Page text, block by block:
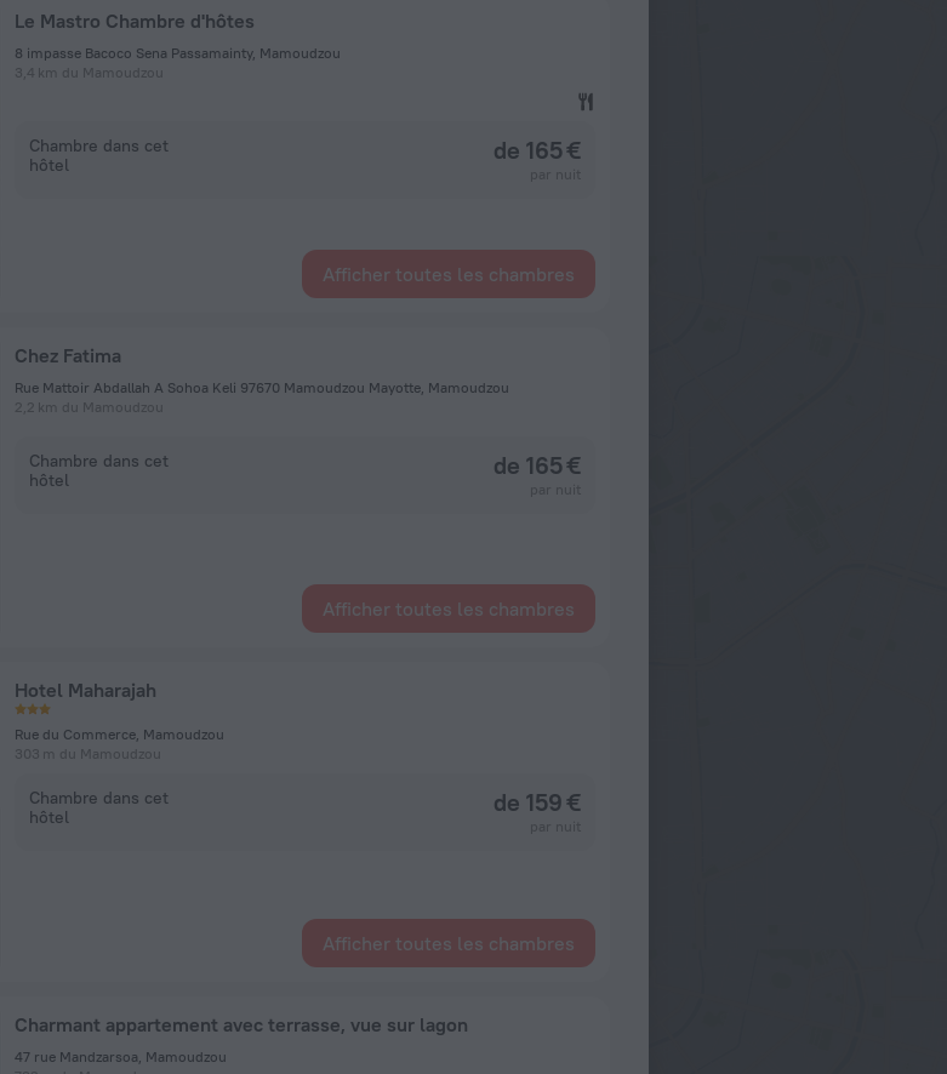
Le Mastro Chambre d'hôtes
8 impasse Bacoco Sena Passamainty, Mamoudzou
3,4 km du Mamoudzou
Chambre dans cet
hôtel
de 165 €
Afficher toutes les chambres
Chez Fatima
Rue Mattoir Abdallah A Sohoa Keli 97670 Mamoudzou Mayotte, Mamoudzou
2,2 km du Mamoudzou
Chambre dans cet
hôtel
de 165 €
Afficher toutes les chambres
Hotel Maharajah
Rue du Commerce, Mamoudzou
303 m du Mamoudzou
Chambre dans cet
hôtel
de 159 €
Afficher toutes les chambres
Charmant appartement avec terrasse, vue sur lagon
47 rue Mandzarsoa, Mamoudzou